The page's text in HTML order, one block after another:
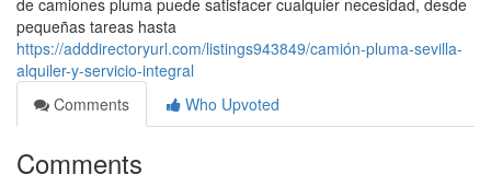
de camiones pluma puede satisfacer cualquier necesidad, desde
pequeñas tareas hasta
https://adddirectoryurl.com/listings943849/camión-pluma-sevilla-
alquiler-y-servicio-integral
Comments
Who Upvoted
Comments